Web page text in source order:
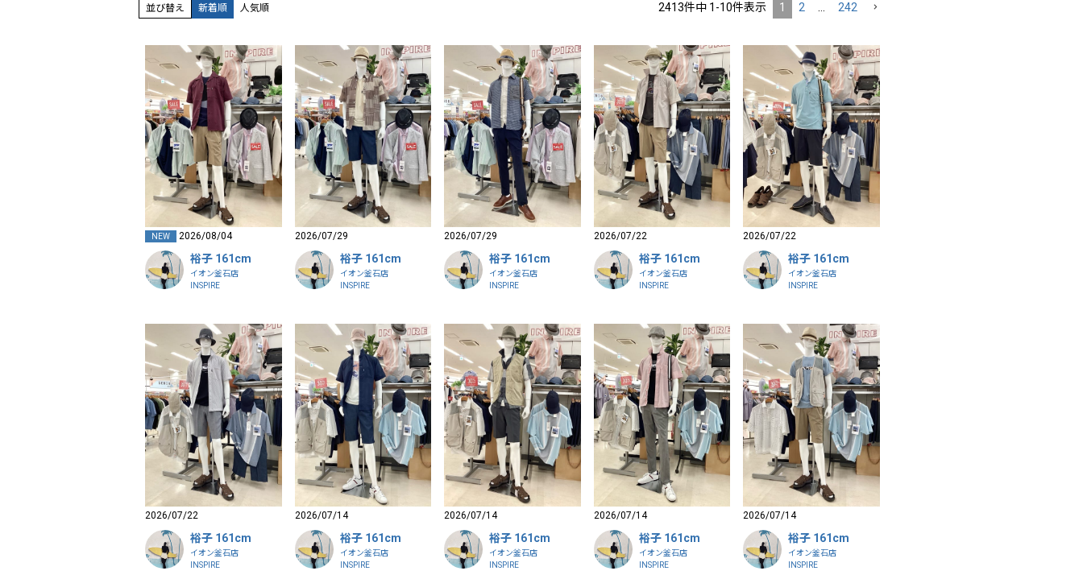
並び替え 新着順 人気順 2413件中 1 -10件表示 1 2 … 242
NEW 2026/08/04
裕子 161cm
イオン釜石店
INSPIRE
2026/07/29
裕子 161cm
イオン釜石店
INSPIRE
2026/07/29
裕子 161cm
イオン釜石店
INSPIRE
2026/07/22
裕子 161cm
イオン釜石店
INSPIRE
2026/07/22
裕子 161cm
イオン釜石店
INSPIRE
2026/07/22
裕子 161cm
イオン釜石店
INSPIRE
2026/07/14
裕子 161cm
イオン釜石店
INSPIRE
2026/07/14
裕子 161cm
イオン釜石店
INSPIRE
2026/07/14
裕子 161cm
イオン釜石店
INSPIRE
2026/07/14
裕子 161cm
イオン釜石店
INSPIRE